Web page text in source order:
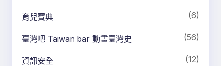
育兒寶典 (6)
臺灣吧 Taiwan bar 動畫臺灣史 (56)
資訊安全 (12)